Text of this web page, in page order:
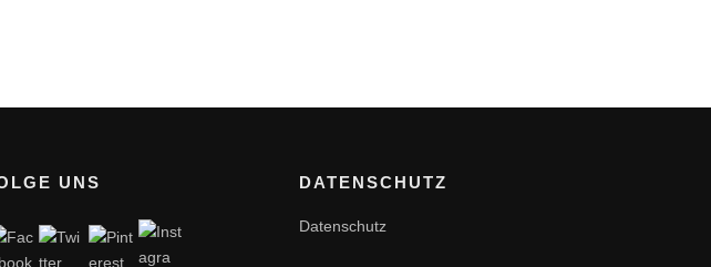
UNS DATENSCHUTZ
Datenschutz